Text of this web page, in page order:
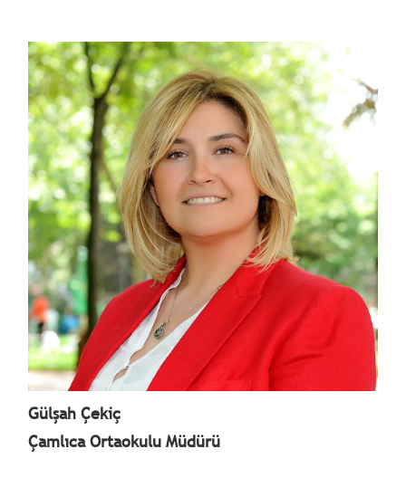
Gülşah Çekiç
Çamlıca Ortaokulu Müdürü